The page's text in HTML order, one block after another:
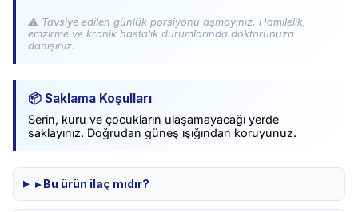
⚠️ Tavsiye edilen günlük porsiyonu aşmayınız. Hamilelik,
emzirme ve kronik hastalık durumlarında doktorunuza
danışınız.
📦 Saklama Koşulları
Serin, kuru ve çocukların ulaşamayacağı yerde
saklayınız. Doğrudan güneş ışığından koruyunuz.
▸ Bu ürün ilaç mıdır?